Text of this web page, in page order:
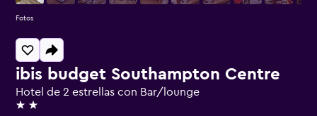
ibis budget Southampton Centre
Hotel de 2 estrellas con Bar/lounge
2 estrellas
Fotos